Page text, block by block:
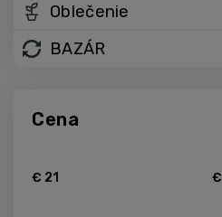
Oblečenie
BAZÁR
Cena
€ 21 €